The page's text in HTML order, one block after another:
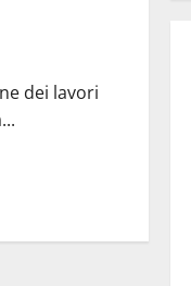
dei lavori